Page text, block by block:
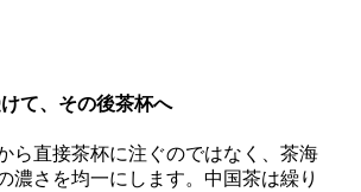
て、その後茶杯へ
ら直接茶杯に注ぐのではなく、茶海
濃さを均一にします。中国茶は繰り